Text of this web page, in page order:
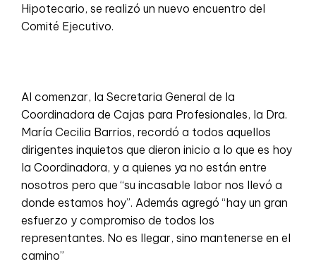
Hipotecario, se realizó un nuevo encuentro del
Comité Ejecutivo.
Al comenzar, la Secretaria General de la
Coordinadora de Cajas para Profesionales, la Dra.
María Cecilia Barrios, recordó a todos aquellos
dirigentes inquietos que dieron inicio a lo que es hoy
la Coordinadora, y a quienes ya no están entre
nosotros pero que “su incasable labor nos llevó a
donde estamos hoy”. Además agregó “hay un gran
esfuerzo y compromiso de todos los
representantes. No es llegar, sino mantenerse en el
camino”